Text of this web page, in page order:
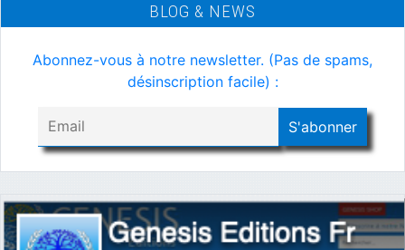
BLOG & NEWS
Abonnez-vous à notre newsletter. (Pas de spams,
désinscription facile) :